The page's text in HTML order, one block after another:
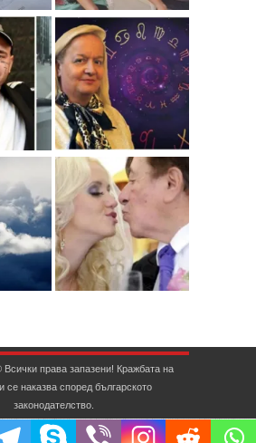
права запазени! Кражбата на
се наказва според българското
законодателство.